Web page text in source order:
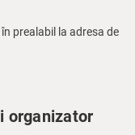
prealabil la adresa de
organizator